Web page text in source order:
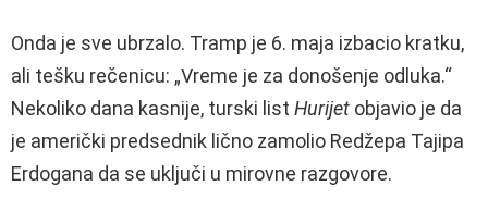
Onda je sve ubrzalo. Tramp je 6. maja izbacio kratku,
ali tešku rečenicu: „Vreme je za donošenje odluka.“
Nekoliko dana kasnije, turski list Hurijet objavio je da
je američki predsednik lično zamolio Redžepa Tajipa
Erdogana da se uključi u mirovne razgovore.